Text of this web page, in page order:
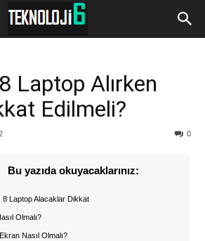
Laptop Alırken
Edilmeli?
0
Bu yazıda okuyacaklarınız:
8 Laptop Alacaklar Dikkat
Olmalı?
Nasıl Olmalı?